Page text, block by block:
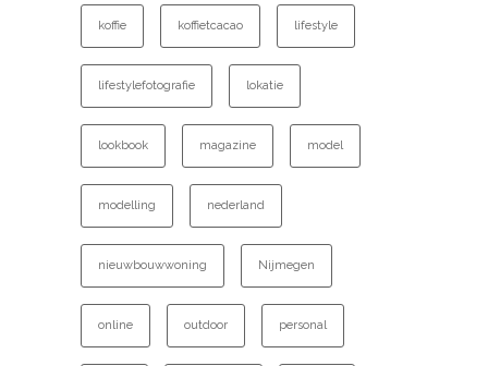
koffie koffietcacao lifestyle
lifestylefotografie lokatie
lookbook magazine model
modelling nederland
nieuwbouwwoning Nijmegen
online outdoor personal